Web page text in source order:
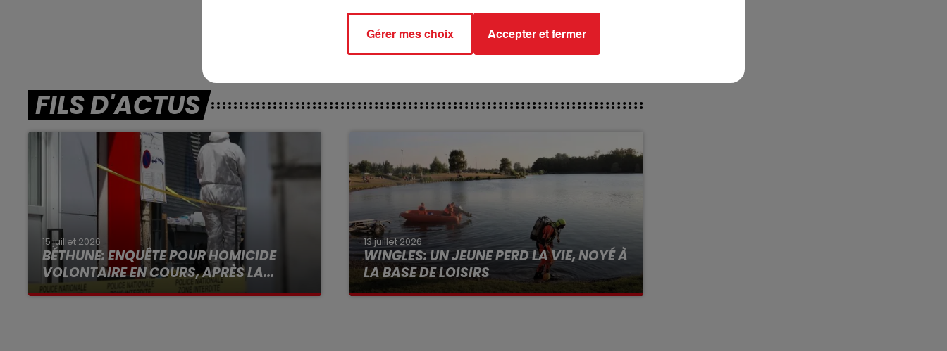
FILS D'ACTUS
15 juillet 2026
BÉTHUNE: ENQUÊTE POUR HOMICIDE
VOLONTAIRE EN COURS, APRÈS LA...
Selon les premiers éléments, le logement
13 juillet 2026
WINGLES: UN JEUNE PERD LA VIE, NOYÉ À
LA BASE DE LOISIRS
La victime a coulé à pic
Gérer mes choix Accepter et fermer